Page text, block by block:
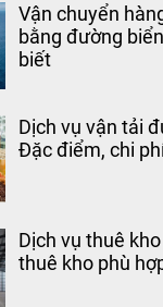
Vận chuyển
bằng đường
biết
Dịch vụ vận tải
Đặc điểm, chi
Dịch vụ thuê
thuê kho phù